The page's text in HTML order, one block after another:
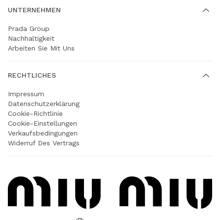
UNTERNEHMEN
Prada Group
Nachhaltigkeit
Arbeiten Sie Mit Uns
RECHTLICHES
Impressum
Datenschutzerklärung
Cookie-Richtlinie
Cookie-Einstellungen
Verkaufsbedingungen
Widerruf Des Vertrags